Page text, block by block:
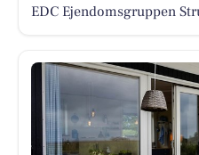
EDC Ejen­doms­grup­pen